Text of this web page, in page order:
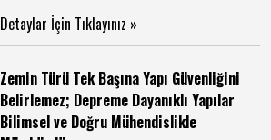
Detaylar İçin Tıklayınız »
Zemin Türü Tek Başına Yapı Güvenliğini
Belirlemez; Depreme Dayanıklı Yapılar
Bilimsel ve Doğru Mühendislikle